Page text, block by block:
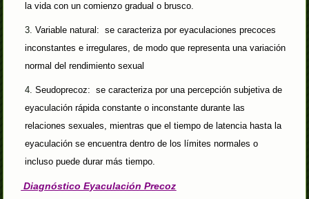
la vida con un comienzo gradual o brusco.
Variable natural: se caracteriza por eyaculaciones precoces
inconstantes e irregulares, de modo que representa una variación
normal del rendimiento sexual
Seudoprecoz: se caracteriza por una percepción subjetiva de
eyaculación rápida constante o inconstante durante las
relaciones sexuales, mientras que el tiempo de latencia hasta la
eyaculación se encuentra dentro de los límites normales o
incluso puede durar más tiempo.
Diagnóstico Eyaculación Precoz